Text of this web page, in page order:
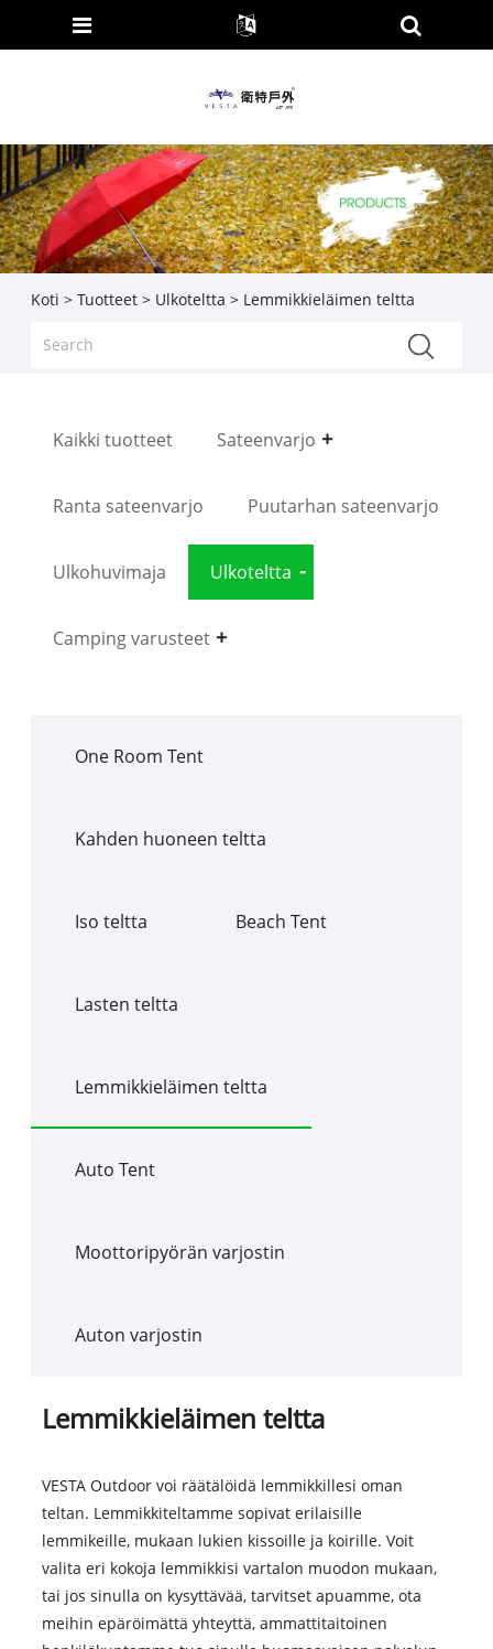
Koti > Tuotteet> Ulkoteltta > Lemmikkieläimen teltta
Kaikki tuotteet Sateenvarjo
Ranta sateenvarjo Puutarhan sateenvarjo
Ulkohuvimaja Ulkoteltta
Camping varusteet
One Room Tent
Kahden huoneen teltta
Iso teltta Beach Tent
Lasten teltta
Lemmikkieläimen teltta
Auto Tent
Moottoripyörän varjostin
Auton varjostin
Lemmikkieläimen teltta
VESTA Outdoor voi räätälöidä lemmikkillesi oman
teltan. Lemmikkiteltamme sopivat erilaisille
lemmikeille, mukaan lukien kissoille ja koirille. Voit
valita eri kokoja lemmikkisi vartalon muodon mukaan,
tai jos sinulla on kysyttävää, tarvitset apuamme, ota
meihin epäröimättä yhteyttä, ammattitaitoinen